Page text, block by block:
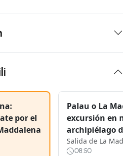
por el
Palau o La
excursión en
archipiélago
Salida de La
08:50